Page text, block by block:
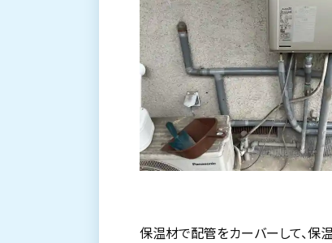
保温材で配管をカーバーして、保